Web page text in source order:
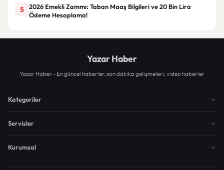
5
2026 Emekli Zammı: Taban Maaş Bilgileri ve 20 Bin Lira
Ödeme Hesaplama!
Yazar Haber
Yazar Haber - En güncel haberler, son dakika gelişmeleri, video haberler
Kategoriler
Servisler
Kurumsal